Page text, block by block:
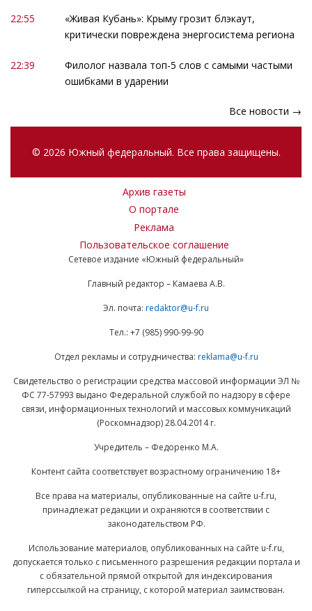
22:55
«Живая Кубань»: Крыму грозит блэкаут,
критически повреждена энергосистема региона
22:39
Филолог назвала топ-5 слов с самыми частыми
ошибками в ударении
Все новости →
© 2026 Южный федеральный. Все права защищены.
Архив газеты
О портале
Реклама
Пользовательское соглашение
Сетевое издание «Южный федеральный»
Главный редактор – Камаева А.В.
Эл. почта: redaktor@u-f.ru
Тел.: +7 (985) 990-99-90
Отдел рекламы и сотрудничества: reklama@u-f.ru
Свидетельство о регистрации средства массовой информации ЭЛ №
ФС 77-57993 выдано Федеральной службой по надзору в сфере
связи, информационных технологий и массовых коммуникаций
(Роскомнадзор) 28.04.2014 г.
Учредитель – Федоренко М.А.
Контент сайта соответствует возрастному ограничению 18+
Все права на материалы, опубликованные на сайте u-f.ru,
принадлежат редакции и охраняются в соответствии с
законодательством РФ.
Использование материалов, опубликованных на сайте u-f.ru,
допускается только с письменного разрешения редакции портала и
с обязательной прямой открытой для индексирования
гиперссылкой на страницу, с которой материал заимствован.